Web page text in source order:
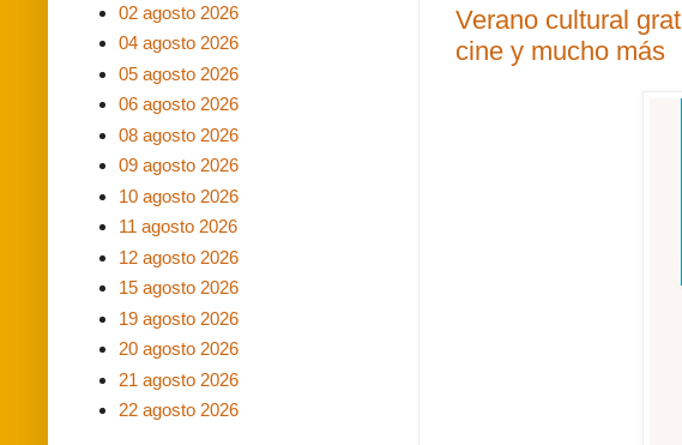
Verano cultural
cine y mucho más
02 agosto 2026
04 agosto 2026
05 agosto 2026
06 agosto 2026
08 agosto 2026
09 agosto 2026
10 agosto 2026
11 agosto 2026
12 agosto 2026
15 agosto 2026
19 agosto 2026
20 agosto 2026
21 agosto 2026
22 agosto 2026